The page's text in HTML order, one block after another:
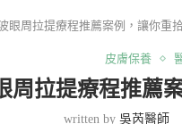
眼周拉提療程推薦案例，讓你重
皮膚保養
周拉提療程推薦
written by吳芮醫師